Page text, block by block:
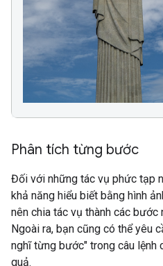
Phân tích từng bước
Đối với những tác vụ phức tạp
khả năng hiểu biết bằng hình
nên chia tác vụ thành các bước
Ngoài ra, bạn cũng có thể yêu
nghĩ từng bước" trong câu lệnh
quả.